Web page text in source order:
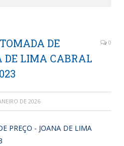
DE
DE LIMA CABRAL
0
DE 2026
PREÇO - JOANA DE LIMA